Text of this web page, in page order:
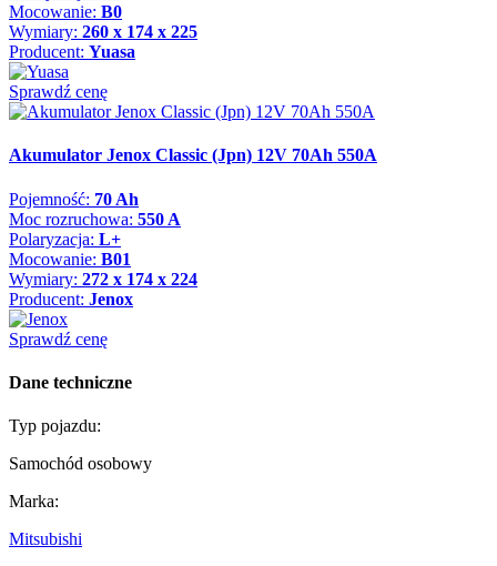
Mocowanie: B0
Wymiary: 260 x 174 x 225
Producent: Yuasa
Sprawdź cenę
Akumulator Jenox Classic (Jpn) 12V 70Ah 550A
Pojemność: 70 Ah
Moc rozruchowa: 550 A
Polaryzacja: L+
Mocowanie: B01
Wymiary: 272 x 174 x 224
Producent: Jenox
Sprawdź cenę
Dane techniczne
Typ pojazdu:
Samochód osobowy
Marka:
Mitsubishi